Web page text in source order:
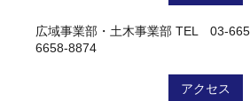
広域事業部・土木事業部 TEL 03-
6658-8874
アクセス